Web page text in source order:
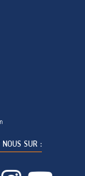
SUR :